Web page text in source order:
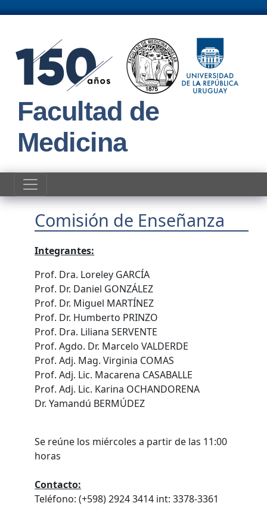
Facultad de
Medicina
Comisión de Enseñanza
Integrantes:
Prof. Dra. Loreley GARCÍA
Prof. Dr. Daniel GONZÁLEZ
Prof. Dr. Miguel MARTÍNEZ
Prof. Dr. Humberto PRINZO
Prof. Dra. Liliana SERVENTE
Prof. Agdo. Dr. Marcelo VALDERDE
Prof. Adj. Mag. Virginia COMAS
Prof. Adj. Lic. Macarena CASABALLE
Prof. Adj. Lic. Karina OCHANDORENA
Dr. Yamandú BERMÚDEZ
Se reúne los miércoles a partir de las 11:00
horas
Contacto:
Teléfono: (+598) 2924 3414 int: 3378-3361